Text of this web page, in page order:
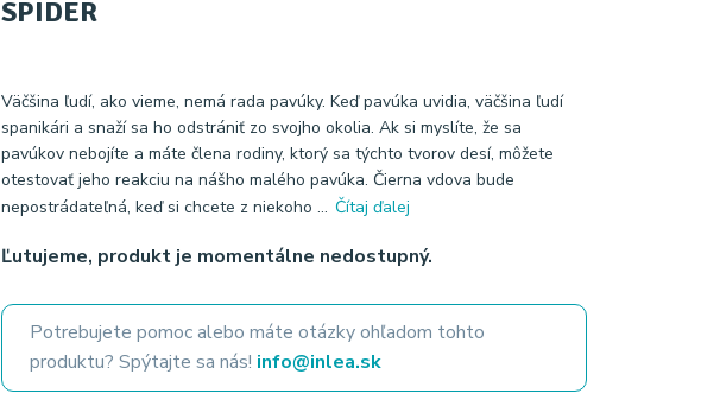
SPIDER
Väčšina ľudí, ako vieme, nemá rada pavúky. Keď pavúka uvidia, väčšina ľudí
spanikári a snaží sa ho odstrániť zo svojho okolia. Ak si myslíte, že sa
pavúkov nebojíte a máte člena rodiny, ktorý sa týchto tvorov desí, môžete
otestovať jeho reakciu na nášho malého pavúka. Čierna vdova bude
nepostrádateľná, keď si chcete z niekoho ... Čítaj ďalej
Ľutujeme, produkt je momentálne nedostupný.
Potrebujete pomoc alebo máte otázky ohľadom tohto
produktu? Spýtajte sa nás! info@inlea.sk